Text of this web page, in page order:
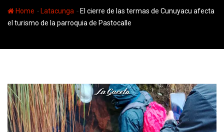
Home - Latacunga - El cierre de las termas de Cunuyacu afecta
el turismo de la parroquia de Pastocalle